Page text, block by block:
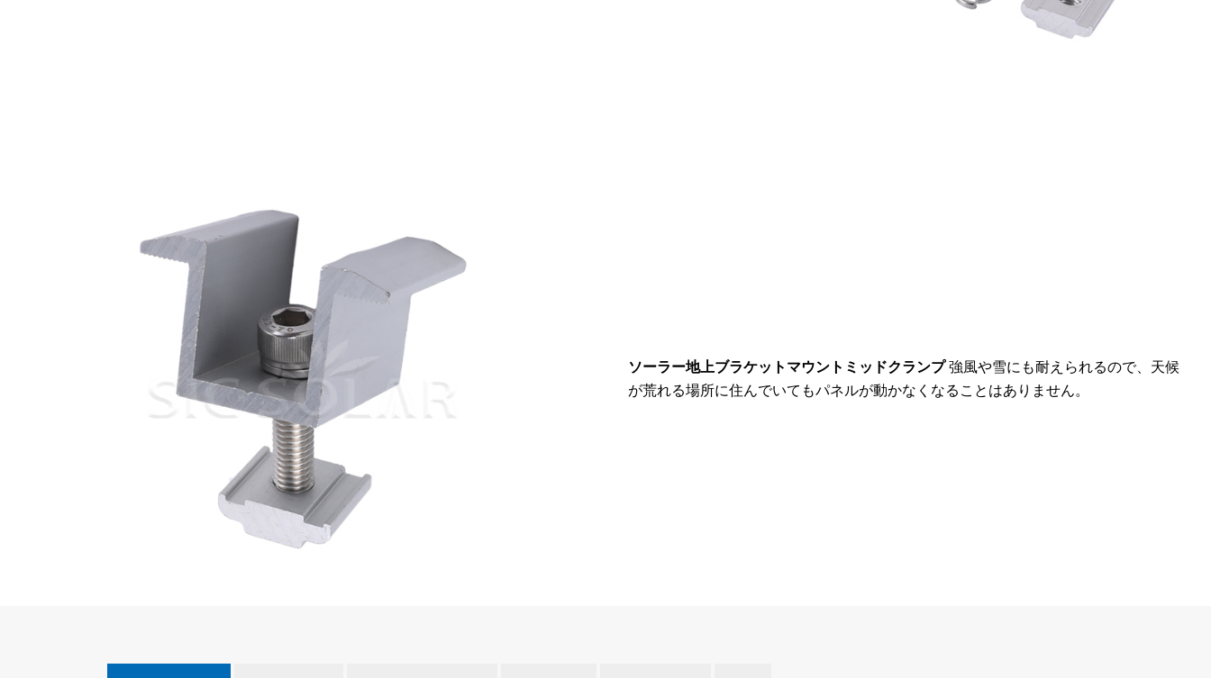
ソーラー地上ブラケットマウントミッドクランプ強風や雪にも耐えられるので、天候
が荒れる場所に住んでいてもパネルが動かなくなることはありません。